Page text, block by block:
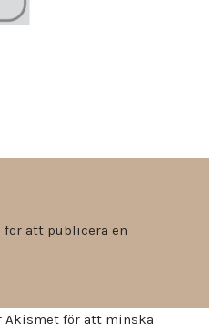
för att publicera en
Akismet för att minska